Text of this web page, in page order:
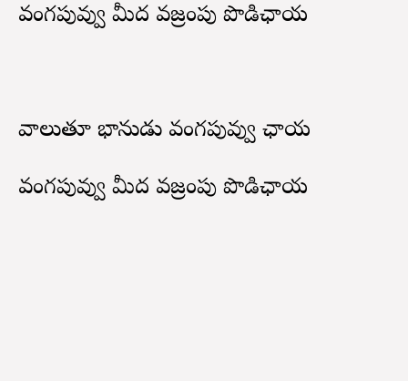
వంగపువ్వు మీద వజ్రంపు పొడిఛాయ
వాలుతూ భానుడు వంగపువ్వు ఛాయ
వంగపువ్వు మీద వజ్రంపు పొడిఛాయ